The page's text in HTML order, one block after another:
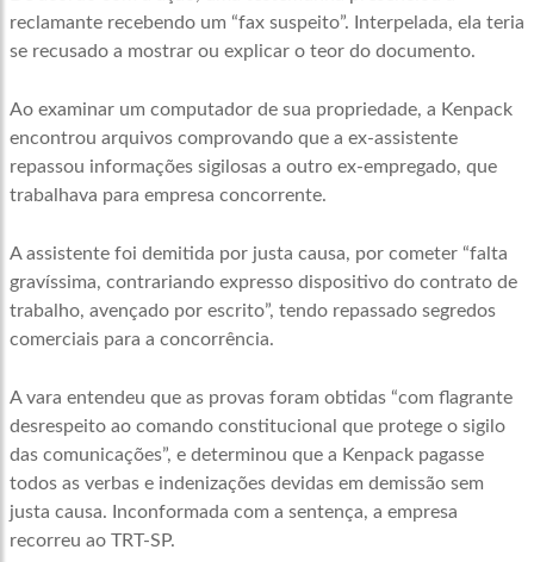
reclamante recebendo um “fax suspeito”. Interpelada, ela teria
se recusado a mostrar ou explicar o teor do documento.
Ao examinar um computador de sua propriedade, a Kenpack
encontrou arquivos comprovando que a ex-assistente
repassou informações sigilosas a outro ex-empregado, que
trabalhava para empresa concorrente.
A assistente foi demitida por justa causa, por cometer “falta
gravíssima, contrariando expresso dispositivo do contrato de
trabalho, avençado por escrito”, tendo repassado segredos
comerciais para a concorrência.
A vara entendeu que as provas foram obtidas “com flagrante
desrespeito ao comando constitucional que protege o sigilo
das comunicações”, e determinou que a Kenpack pagasse
todos as verbas e indenizações devidas em demissão sem
justa causa. Inconformada com a sentença, a empresa
recorreu ao TRT-SP.